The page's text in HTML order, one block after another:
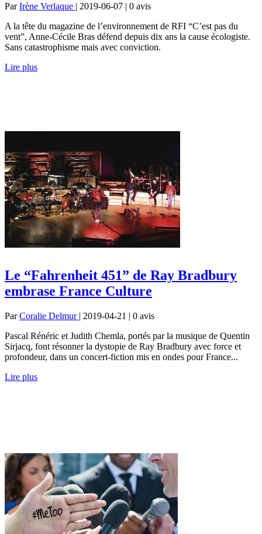
ParIrène Verlaque | 2019-06-07 | 0 avis
A la tête du magazine de l’environnement de RFI “C’est pas du
vent”, Anne-Cécile Bras défend depuis dix ans la cause écologiste.
Sans catastrophisme mais avec conviction.
Lire plus
Le “Fahrenheit 451” de Ray Bradbury
embrase France Culture
ParCoralie Delmur | 2019-04-21 | 0 avis
Pascal Rénéric et Judith Chemla, portés par la musique de Quentin
Sirjacq, font résonner la dystopie de Ray Bradbury avec force et
profondeur, dans un concert-fiction mis en ondes pour France...
Lire plus